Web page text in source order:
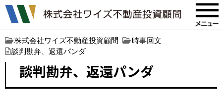
株式会社ワイズ不動産投資顧問
時事回文
談判勘弁、返還パンダ
談判勘弁、返還パンダ